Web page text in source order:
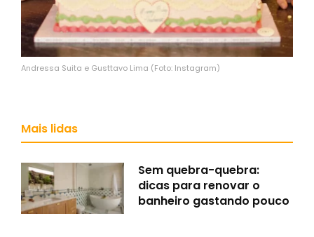
Andressa Suita e Gusttavo Lima (Foto: Instagram)
Mais lidas
Sem quebra-quebra:
dicas para renovar o
banheiro gastando pouco